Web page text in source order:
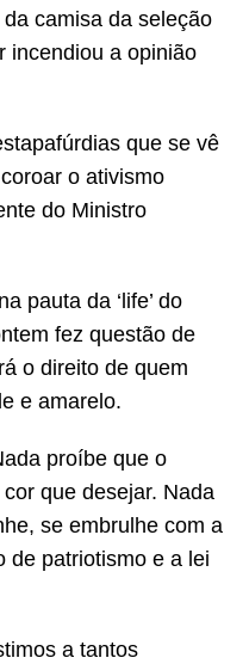
camisa da seleção
incendiou a opinião
que se vê
o ativismo
do Ministro
pauta da ‘life’ do
fez questão de
o direito de quem
e amarelo.
proíbe que o
que desejar. Nada
se embrulhe com a
de patriotismo e a lei
a tantos